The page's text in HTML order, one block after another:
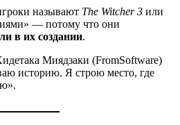
называют The Witcher 3 или
— потому что они
в их создании.
Миядзаки (FromSoftware)
историю. Я строю место, где